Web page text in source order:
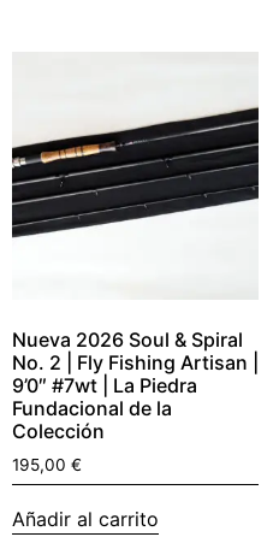
Nueva 2026 Soul & Spiral
No. 2 | Fly Fishing Artisan |
9’0″ #7wt | La Piedra
Fundacional de la
Colección
195,00 €
Añadir al carrito